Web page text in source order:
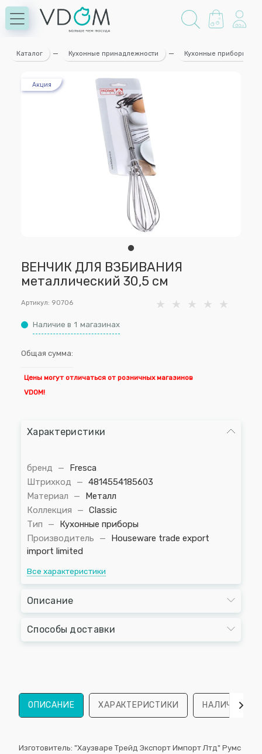
Каталог — Кухонные принадлежности — Кухонные приборы
Акция
ВЕНЧИК ДЛЯ ВЗБИВАНИЯ
металлический 30,5 см
Артикул: 90706
Наличие в 1 магазинах
Общая сумма:
Цены могут отличаться от розничных магазинов
VDOM!
Характеристики
бренд —
Fresca
Штрихкод
— 4814554185603
Материал
—
Металл
Коллекция
— Classic
Тип
—
Кухонные приборы
Производитель
—
Houseware trade export
import limited
Все характеристики
Описание
Способы доставки
ОПИСАНИЕ ХАРАКТЕРИСТИКИ НАЛИЧИЕ
Изготовитель: "Хаузваре Трейд Экспорт Импорт Лтд" Румс